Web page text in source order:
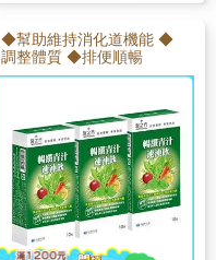
◆幫助維持消化道機能 ◆
調整體質 ◆排便順暢